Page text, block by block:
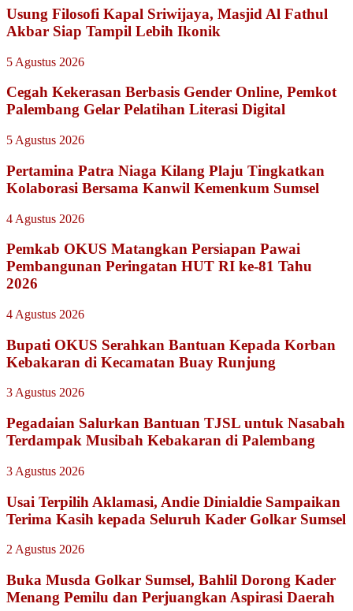
Usung Filosofi Kapal Sriwijaya, Masjid Al Fathul
Akbar Siap Tampil Lebih Ikonik
5 Agustus 2026
Cegah Kekerasan Berbasis Gender Online, Pemkot
Palembang Gelar Pelatihan Literasi Digital
5 Agustus 2026
Pertamina Patra Niaga Kilang Plaju Tingkatkan
Kolaborasi Bersama Kanwil Kemenkum Sumsel
4 Agustus 2026
Pemkab OKUS Matangkan Persiapan Pawai
Pembangunan Peringatan HUT RI ke-81 Tahu
2026
4 Agustus 2026
Bupati OKUS Serahkan Bantuan Kepada Korban
Kebakaran di Kecamatan Buay Runjung
3 Agustus 2026
Pegadaian Salurkan Bantuan TJSL untuk Nasabah
Terdampak Musibah Kebakaran di Palembang
3 Agustus 2026
Usai Terpilih Aklamasi, Andie Dinialdie Sampaikan
Terima Kasih kepada Seluruh Kader Golkar Sumsel
2 Agustus 2026
Buka Musda Golkar Sumsel, Bahlil Dorong Kader
Menang Pemilu dan Perjuangkan Aspirasi Daerah